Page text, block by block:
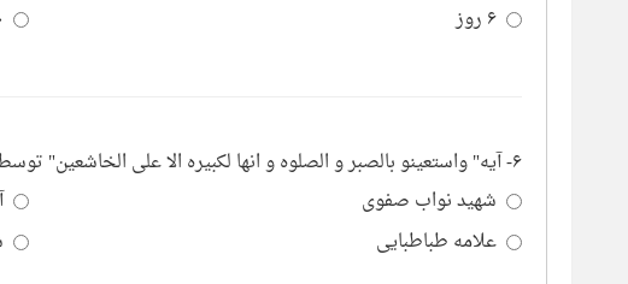
۶ روز
۶- آیه" واستعینو بالصبر و الصلوه و انها لکبیره الا علی الخاشعین" توسط چه کسی در زندان تلاوت شد؟
شهید نواب صفوی
علامه طباطبایی